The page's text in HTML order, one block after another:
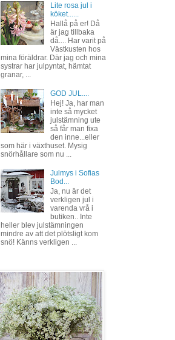
Lite rosa jul i
köket......
Hallå på er! Då
är jag tillbaka
då.... Har varit på
Västkusten hos
mina föräldrar. Där jag och mina
systrar har julpyntat, hämtat
granar, ...
GOD JUL....
Hej! Ja, har man
inte så mycket
julstämning ute
så får man fixa
den inne...eller
som här i växthuset. Mysig
snörhållare som nu ...
Julmys i Sofias
Bod...
Ja, nu är det
verkligen jul i
varenda vrå i
butiken.. Inte
heller blev julstämningen
mindre av att det plötsligt kom
snö! Känns verkligen ...